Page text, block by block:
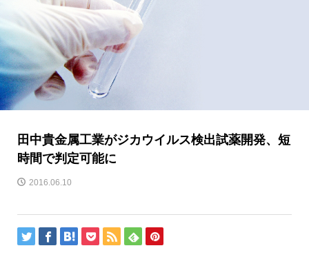
田中貴金属工業がジカウイルス検出試薬開発、短
時間で判定可能に
2016.06.10